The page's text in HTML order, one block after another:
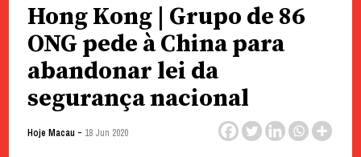
contentHong Kong | Grupo de 86
ONG pede à China para
abandonar lei da
segurança nacional
Hoje Macau - 18 Jun 2020